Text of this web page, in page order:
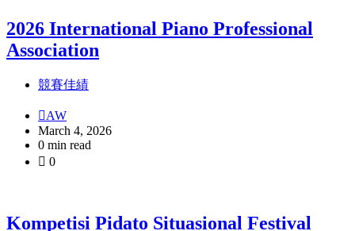
2026 International Piano Professional
Association
競賽佳績
AW
March 4, 2026
0 min read
0
Kompetisi Pidato Situasional Festival